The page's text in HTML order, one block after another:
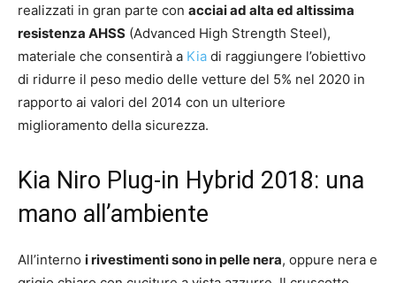
realizzati in gran parte con acciai ad alta ed altissima
resistenza AHSS (Advanced High Strength Steel),
materiale che consentirà a Kia di raggiungere l’obiettivo
di ridurre il peso medio delle vetture del 5% nel 2020 in
rapporto ai valori del 2014 con un ulteriore
miglioramento della sicurezza.
Kia Niro Plug-in Hybrid 2018: una
mano all’ambiente
All’interno i rivestimenti sono in pelle nera, oppure nera e